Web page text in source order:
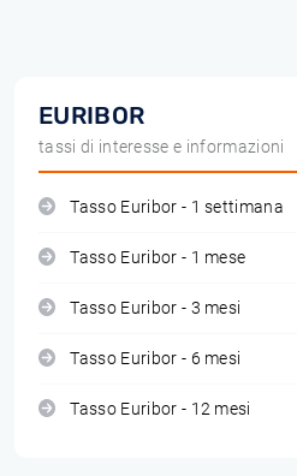
EURIBOR
tassi di interesse e informazioni
Tasso Euribor - 1 settimana
Tasso Euribor - 1 mese
Tasso Euribor - 3 mesi
Tasso Euribor - 6 mesi
Tasso Euribor - 12 mesi